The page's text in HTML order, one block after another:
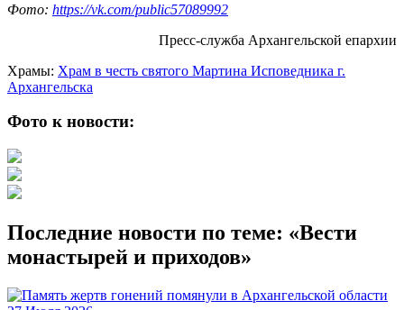
Фото: https://vk.com/public57089992
Пресс-служба Архангельской епархии
Храмы: Храм в честь святого Мартина Исповедника г.
Архангельска
Фото к новости:
Последние новости по теме: «Вести
монастырей и приходов»